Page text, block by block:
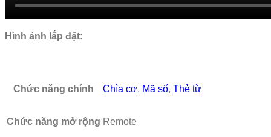
Hình ảnh lắp đặt:
Chức năng chính Chìa cơ, Mã số, Thẻ từ
Chức năng mở rộng Remote